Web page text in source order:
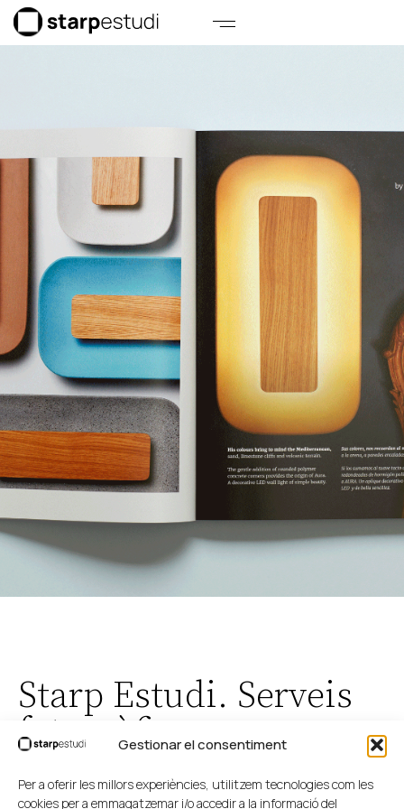
Gestionar el consentiment
Per a oferir les millors experiències, utilitzem tecnologies com les
cookies per a emmagatzemar i/o accedir a la informació del
El Torrent
Starp Estudi. Serveis
fotogràfics
Que fem fotos xules de coses, de persones de